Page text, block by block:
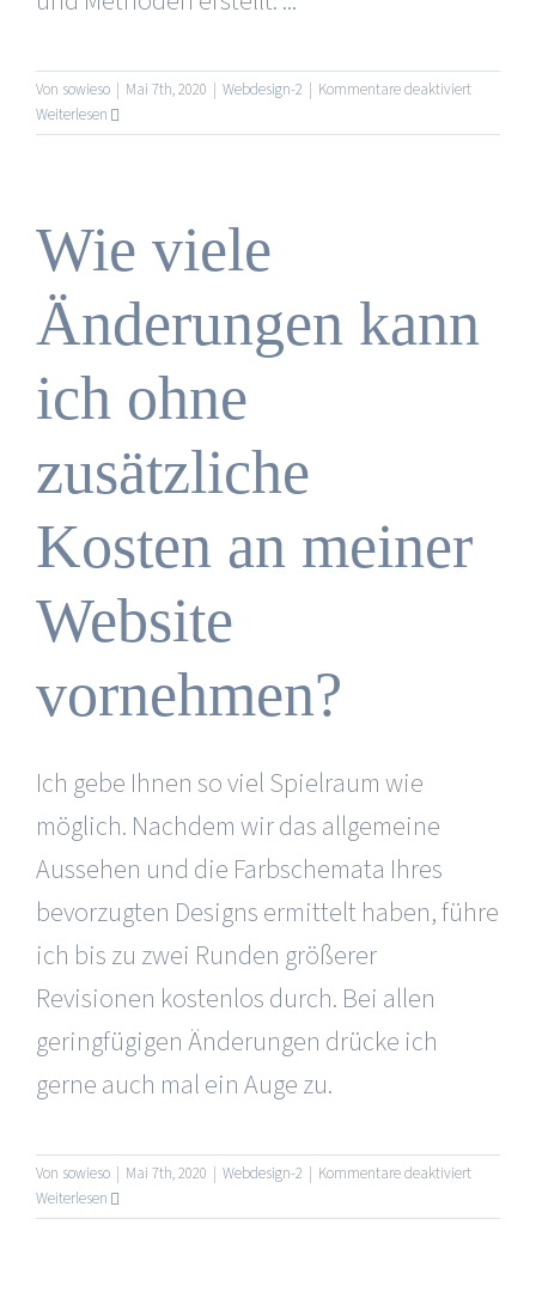
Von sowieso | Mai 7th, 2020 | Webdesign-2 | Kommentare deaktiviertfür
andere
enthalten?
Weiterlesen
Wie viele
Änderungen kann
ich ohne
zusätzliche
Kosten an meiner
Website
vornehmen?
Ich gebe Ihnen so viel Spielraum wie
möglich. Nachdem wir das allgemeine
Aussehen und die Farbschemata Ihres
bevorzugten Designs ermittelt haben, führe
ich bis zu zwei Runden größerer
Revisionen kostenlos durch. Bei allen
geringfügigen Änderungen drücke ich
gerne auch mal ein Auge zu.
Von sowieso | Mai 7th, 2020 | Webdesign-2 | Kommentare deaktiviertfür
viele
Weiterlesen